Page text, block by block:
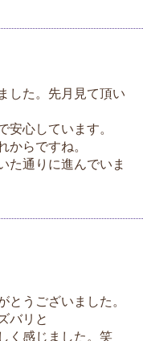
した。先月見て頂い
心しています。
らですね。
た通りに進んでいま
うございました。
バリと
く感じました。笑